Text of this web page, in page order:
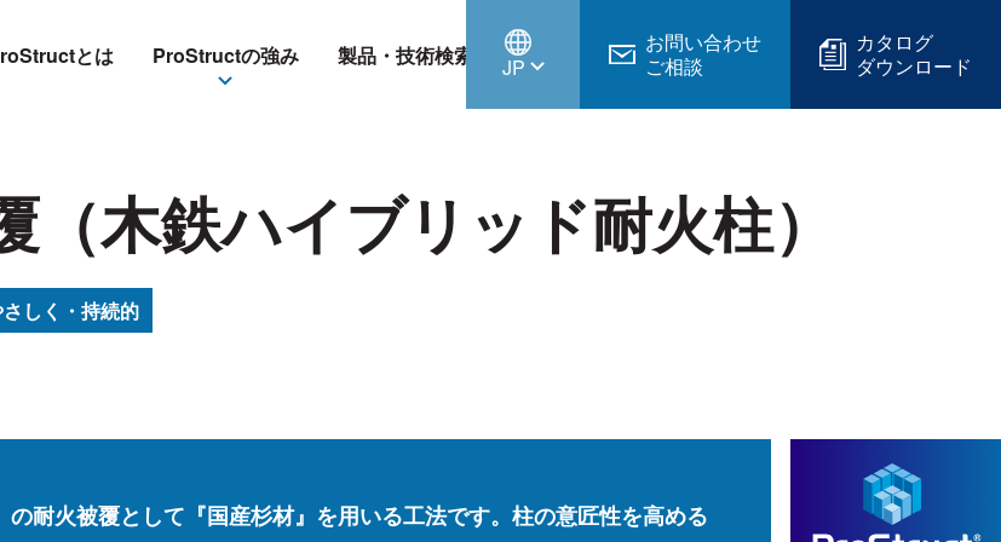
とは ProStructの強み 製品・技術検索 JP
お問い合わせ
ご相談
カタログ
ダウンロード
木鉄ハイブリッド耐火柱）
しく・持続的
耐火被覆として『国産杉材』を用いる工法です。柱の意匠性を高める